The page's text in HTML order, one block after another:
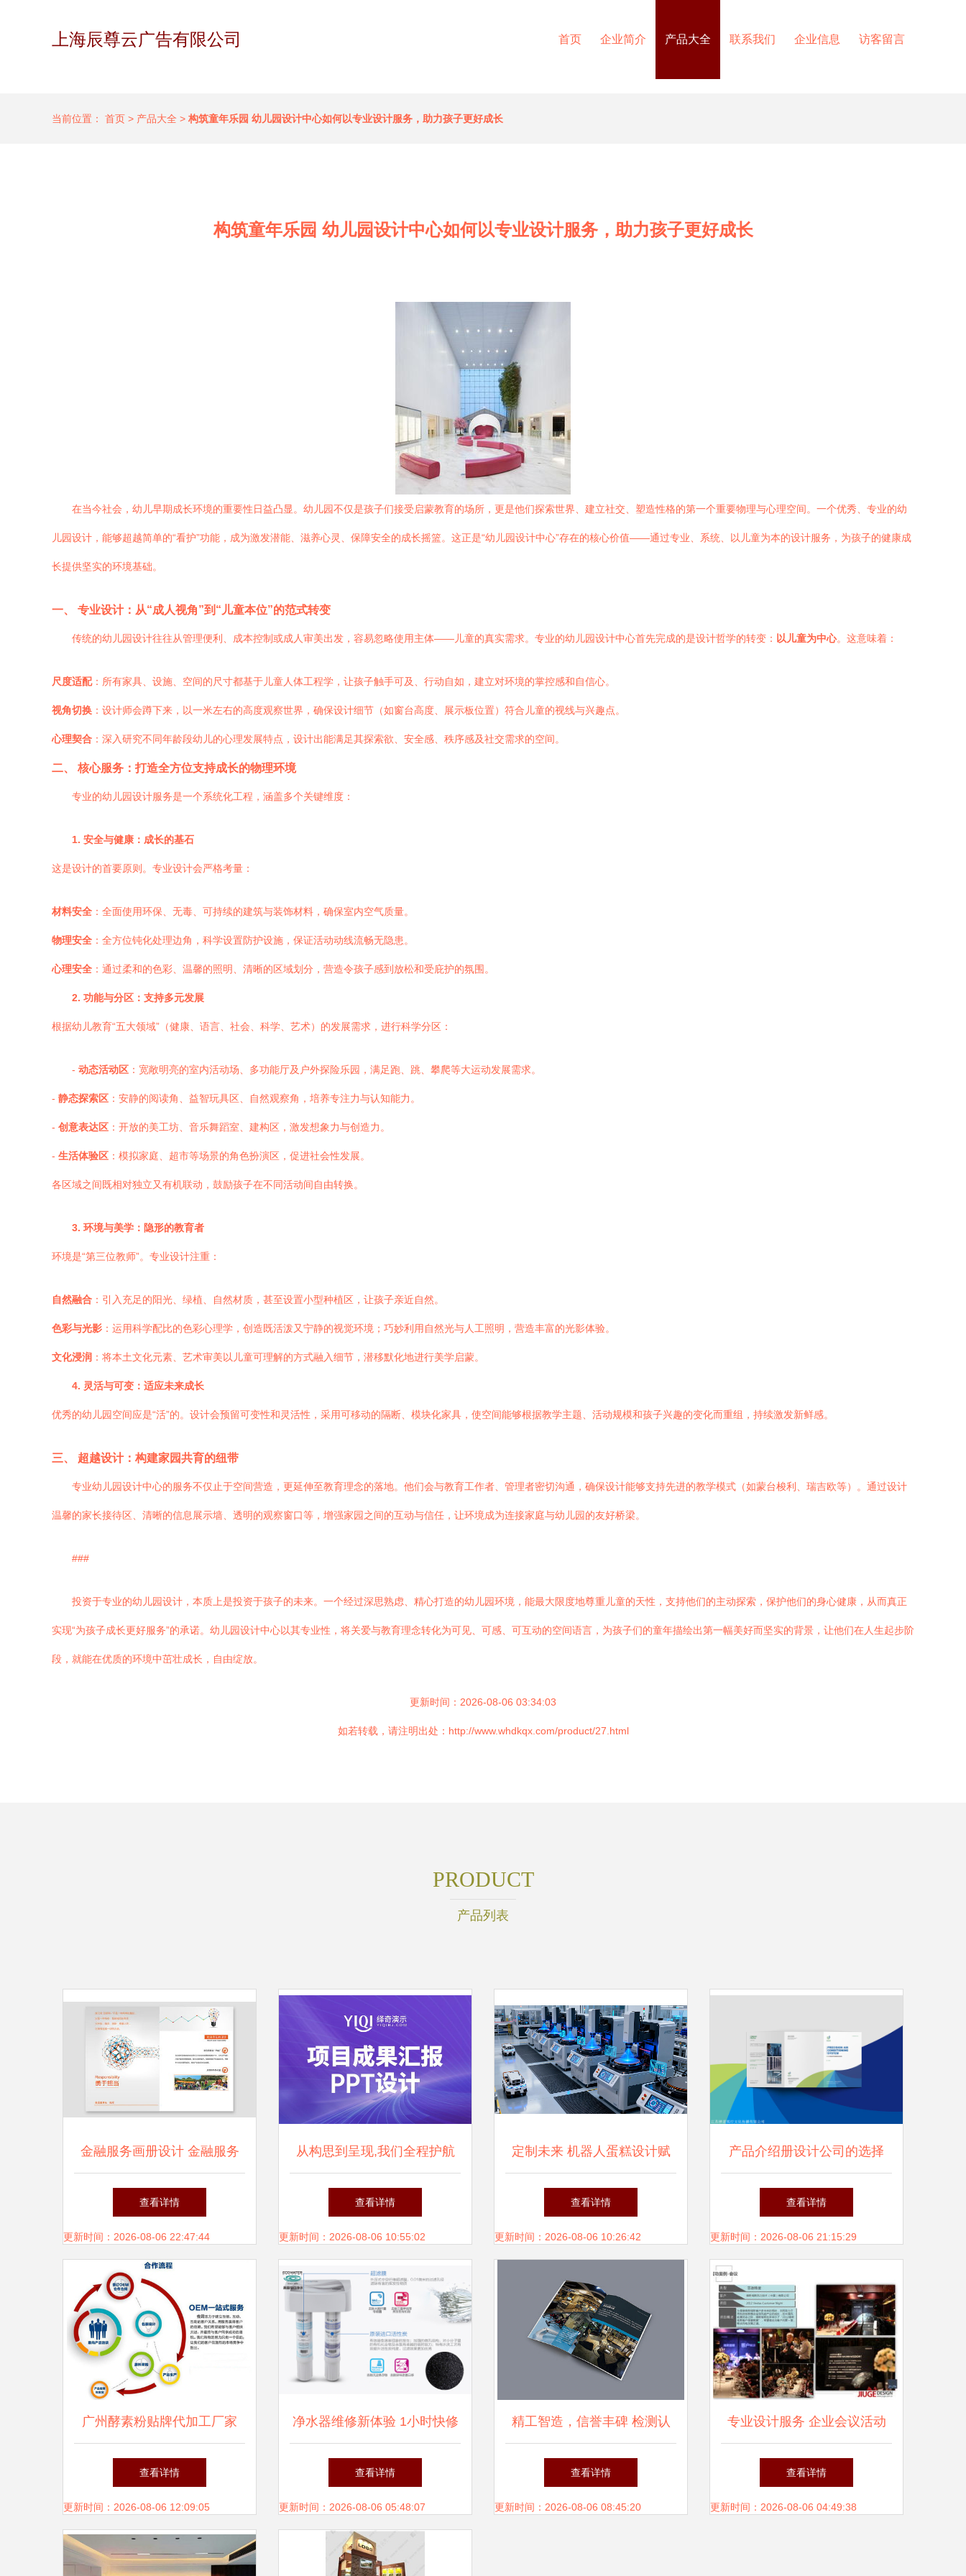
上海辰尊云广告有限公司 首页 企业简介 产品大全 联系我们 企业信息 访客留言
当前位置： 首页 > 产品大全 > 构筑童年乐园 幼儿园设计中心如何以专业设计服务，助力孩子更好成长
构筑童年乐园 幼儿园设计中心如何以专业设计服务，助力孩子更好成长
在当今社会，幼儿早期成长环境的重要性日益凸显。幼儿园不仅是孩子们接受启蒙教育的场所，更是他们探索世界、建立社交、塑造性格的第一个重要物理与心理空间。一个优秀、专业的幼
儿园设计，能够超越简单的“看护”功能，成为激发潜能、滋养心灵、保障安全的成长摇篮。这正是“幼儿园设计中心”存在的核心价值——通过专业、系统、以儿童为本的设计服务，为孩子的健康成
长提供坚实的环境基础。
一、 专业设计：从“成人视角”到“儿童本位”的范式转变
传统的幼儿园设计往往从管理便利、成本控制或成人审美出发，容易忽略使用主体——儿童的真实需求。专业的幼儿园设计中心首先完成的是设计哲学的转变： 以儿童为中心。这意味着：
尺度适配：所有家具、设施、空间的尺寸都基于儿童人体工程学，让孩子触手可及、行动自如，建立对环境的掌控感和自信心。
视角切换 ：设计师会蹲下来，以一米左右的高度观察世界，确保设计细节（如窗台高度、展示板位置）符合儿童的视线与兴趣点。
心理契合 ：深入研究不同年龄段幼儿的心理发展特点，设计出能满足其探索欲、安全感、秩序感及社交需求的空间。
二、 核心服务：打造全方位支持成长的物理环境
专业的幼儿园设计服务是一个系统化工程，涵盖多个关键维度：
1. 安全与健康：成长的基石
这是设计的首要原则。专业设计会严格考量：
材料安全 ：全面使用环保、无毒、可持续的建筑与装饰材料，确保室内空气质量。
物理安全 ：全方位钝化处理边角，科学设置防护设施，保证活动动线流畅无隐患。
心理安全 ：通过柔和的色彩、温馨的照明、清晰的区域划分，营造令孩子感到放松和受庇护的氛围。
2. 功能与分区：支持多元发展
根据幼儿教育“五大领域”（健康、语言、社会、科学、艺术）的发展需求，进行科学分区：
- 动态活动区 ：宽敞明亮的室内活动场、多功能厅及户外探险乐园，满足跑、跳、攀爬等大运动发展需求。
- 静态探索区 ：安静的阅读角、益智玩具区、自然观察角，培养专注力与认知能力。
- 创意表达区 ：开放的美工坊、音乐舞蹈室、建构区，激发想象力与创造力。
- 生活体验区 ：模拟家庭、超市等场景的角色扮演区，促进社会性发展。
各区域之间既相对独立又有机联动，鼓励孩子在不同活动间自由转换。
3. 环境与美学：隐形的教育者
环境是“第三位教师”。专业设计注重：
自然融合 ：引入充足的阳光、绿植、自然材质，甚至设置小型种植区，让孩子亲近自然。
色彩与光影 ：运用科学配比的色彩心理学，创造既活泼又宁静的视觉环境；巧妙利用自然光与人工照明，营造丰富的光影体验。
文化浸润 ：将本土文化元素、艺术审美以儿童可理解的方式融入细节，潜移默化地进行美学启蒙。
4. 灵活与可变：适应未来成长
优秀的幼儿园空间应是“活”的。设计会预留可变性和灵活性，采用可移动的隔断、模块化家具，使空间能够根据教学主题、活动规模和孩子兴趣的变化而重组，持续激发新鲜感。
三、 超越设计：构建家园共育的纽带
专业幼儿园设计中心的服务不仅止于空间营造，更延伸至教育理念的落地。他们会与教育工作者、管理者密切沟通，确保设计能够支持先进的教学模式（如蒙台梭利、瑞吉欧等）。通过设计
温馨的家长接待区、清晰的信息展示墙、透明的观察窗口等，增强家园之间的互动与信任，让环境成为连接家庭与幼儿园的友好桥梁。
###
投资于专业的幼儿园设计，本质上是投资于孩子的未来。一个经过深思熟虑、精心打造的幼儿园环境，能最大限度地尊重儿童的天性，支持他们的主动探索，保护他们的身心健康，从而真正
实现“为孩子成长更好服务”的承诺。幼儿园设计中心以其专业性，将关爱与教育理念转化为可见、可感、可互动的空间语言，为孩子们的童年描绘出第一幅美好而坚实的背景，让他们在人生起步阶
段，就能在优质的环境中茁壮成长，自由绽放。
更新时间：2026-08-06 03:34:03
如若转载，请注明出处：http://www.whdkqx.com/product/27.html
PRODUCT
产品列表
金融服务画册设计 金融服务
宣传册设计制作欣赏 东莞天
娇画册设计公司
查看详情
更新时间：2026-08-06 22:47:44
从构思到呈现,我们全程护航
绎奇演示专业ppt设计,让项目
汇报更具说服力
查看详情
更新时间：2026-08-06 10:55:02
定制未来 机器人蛋糕设计赋
能品牌与创意
查看详情
更新时间：2026-08-06 10:26:42
产品介绍册设计公司的选择
专业设计服务的关键要素
查看详情
更新时间：2026-08-06 21:15:29
广州酵素粉贴牌代加工厂家
为何专业设计服务成为核心竞
争力
查看详情
更新时间：2026-08-06 12:09:05
净水器维修新体验 1小时快修
与24小时专业守护
查看详情
更新时间：2026-08-06 05:48:07
精工智造，信誉丰碑 检测认
证宣传册全案设计与印刷指南
查看详情
更新时间：2026-08-06 08:45:20
专业设计服务 企业会议活动
产品推广的强力引擎
查看详情
更新时间：2026-08-06 04:49:38